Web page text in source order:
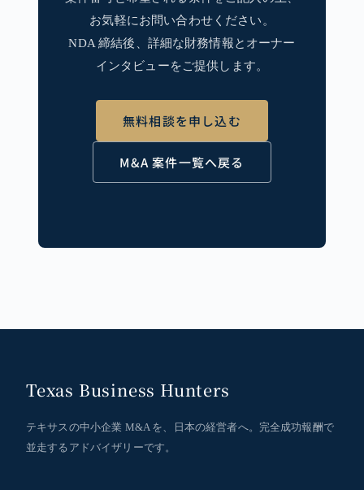
お気軽にお問い合わせください。
NDA 締結後、詳細な財務情報とオーナー
インタビューをご提供します。
無料相談を申し込む
M&A 案件一覧へ戻る
Texas Business Hunters
テキサスの中小企業 M&A を、日本の経営者へ。完全成功報酬で
並走するアドバイザリーです。